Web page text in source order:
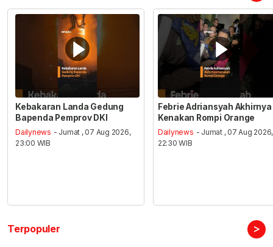
Kebakaran Landa Gedung
Bapenda Pemprov DKI
Dailynews - Jumat , 07 Aug 2026,
23:00 WIB
Febrie Adriansyah Akhirnya
Kenakan Rompi Orange
Dailynews - Jumat , 07 Aug 2026,
22:30 WIB
Terpopuler >